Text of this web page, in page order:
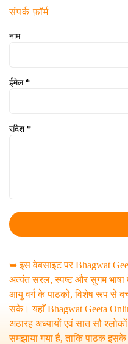
संपर्क फ़ॉर्म
नाम
ईमेल *
संदेश *
➥ इस वेबसाइट पर Bhagwat
अत्यंत सरल, स्पष्ट और सुगम भाषा
आयु वर्ग के पाठकों, विशेष रूप से
सके। यहाँ Bhagwat Geeta
अठारह अध्यायों एवं सात सौ
समझाया गया है, ताकि पाठक इसके